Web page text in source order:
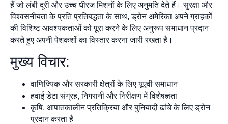
हैं जो लंबी दूरी और उच्च धीरज मिशनों के लिए अनुमति देते हैं। सुरक्षा और
विश्वसनीयता के प्रति प्रतिबद्धता के साथ, ड्रोन अमेरिका अपने ग्राहकों
की विशिष्ट आवश्यकताओं को पूरा करने के लिए अनुरूप समाधान प्रदान
करते हुए अपनी पेशकशों का विस्तार करना जारी रखता है।
मुख्य विचार:
वाणिज्यिक और सरकारी क्षेत्रों के लिए यूएवी समाधान
हवाई डेटा संग्रह, निगरानी और निरीक्षण में विशेषज्ञता
कृषि, आपातकालीन प्रतिक्रिया और बुनियादी ढांचे के लिए ड्रोन
प्रदान करता है